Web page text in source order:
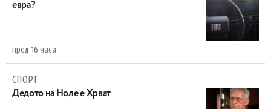
евра?
пред 16 часа
СПОРТ
Дедото на Ноле е Хрват